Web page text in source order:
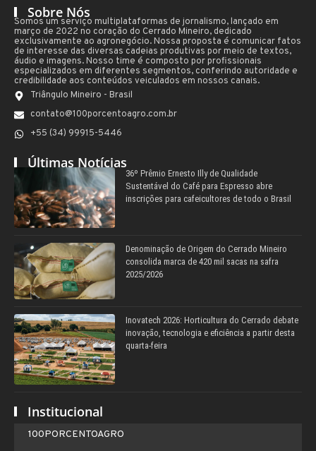
Sobre Nós
Somos um serviço multiplataformas de jornalismo, lançado em
março de 2022 no coração do Cerrado Mineiro, dedicado
exclusivamente ao agronegócio. Nossa proposta é comunicar fatos
de interesse das diversas cadeias produtivas por meio de textos,
áudio e imagens. Nosso time é composto por profissionais
especializados em diferentes segmentos, conferindo autoridade e
credibilidade aos conteúdos veiculados em nossos canais.
Triângulo Mineiro - Brasil
contato@100porcentoagro.com.br
+55 (34) 99915-5446
Últimas Notícias
36º Prêmio Ernesto Illy de Qualidade
Sustentável do Café para Espresso abre
inscrições para cafeicultores de todo o Brasil
Denominação de Origem do Cerrado Mineiro
consolida marca de 420 mil sacas na safra
2025/2026
Inovatech 2026: Horticultura do Cerrado debate
inovação, tecnologia e eficiência a partir desta
quarta-feira
Institucional
100PORCENTOAGRO